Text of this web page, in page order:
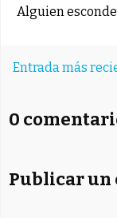
Alguien
Entrada más
0
Publicar